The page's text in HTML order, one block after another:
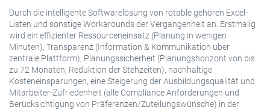
Durch die intelligente Softwarelösung von rotable gehören Excel-
Listen und sonstige Workarounds der Vergangenheit an. Erstmalig
wird ein effizienter Ressourceneinsatz (Planung in wenigen
Minuten), Transparenz (Information & Kommunikation über
zentrale Plattform), Planungssicherheit (Planungshorizont von bis
zu 72 Monaten, Reduktion der Stehzeiten), nachhaltige
Kosteneinsparungen, eine Steigerung der Ausbildungsqualität und
Mitarbeiter-Zufriedenheit (alle Compliance Anforderungen und
Berücksichtigung von Präferenzen/Zuteilungswünsche) in der